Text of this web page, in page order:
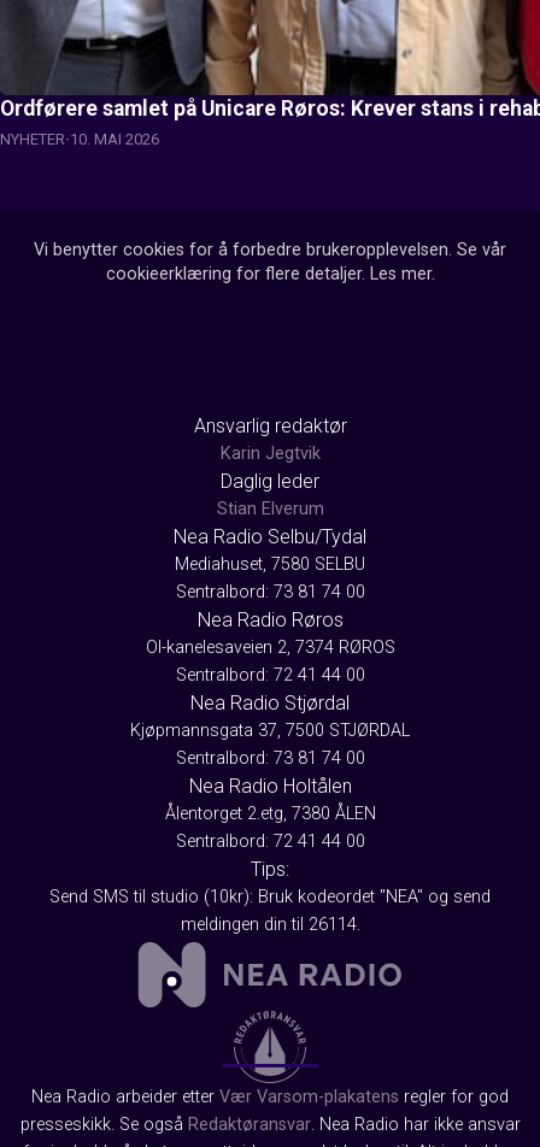
Ordførere samlet på Unicare Røros: Krever stans i
NYHETER 10. MAI 2026
Vi benytter cookies for å forbedre brukeropplevelsen. Se vår
cookieerklæring for flere detaljer. Les mer.
Ansvarlig redaktør
Karin Jegtvik
Daglig leder
Stian Elverum
Nea Radio Selbu/Tydal
Mediahuset, 7580 SELBU
Sentralbord: 73 81 74 00
Nea Radio Røros
Ol-kanelesaveien 2, 7374 RØROS
Sentralbord: 72 41 44 00
Nea Radio Stjørdal
Kjøpmannsgata 37, 7500 STJØRDAL
Sentralbord: 73 81 74 00
Nea Radio Holtålen
Ålentorget 2.etg, 7380 ÅLEN
Sentralbord: 72 41 44 00
Tips:
Send SMS til studio (10kr): Bruk kodeordet "NEA" og send
meldingen din til 26114.
Nea Radio arbeider etter Vær Varsom-plakatens regler for god
presseskikk. Se også Redaktøransvar. Nea Radio har ikke ansvar